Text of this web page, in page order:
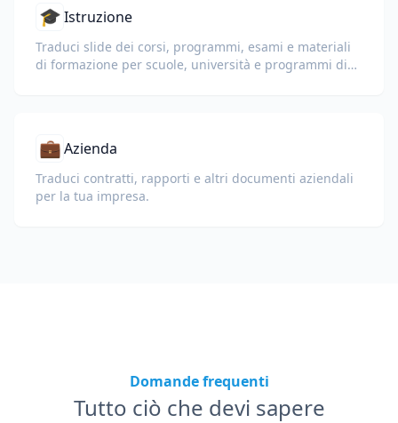
🎓Istruzione
Traduci slide dei corsi, programmi, esami e materiali
di formazione per scuole, università e programmi di
💼Azienda
Traduci contratti, rapporti e altri documenti aziendali
per la tua impresa.
Domande frequenti
Tutto ciò che devi sapere